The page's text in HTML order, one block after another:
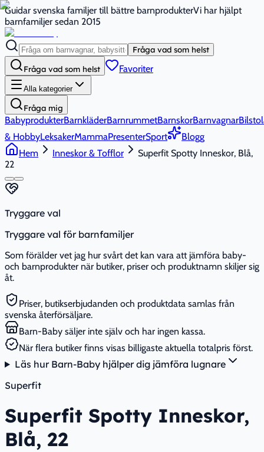
Guidar svenska familjer till bättre barnprodukterVi har hjälpt
barnfamiljer sedan 2015
Fråga vad som helst
Fråga vad som helst Favoriter
Alla kategorier
Fråga mig
BabyprodukterBarnkläderBarnrummetBarnskorBarnvagnar
& HobbyLeksakerMammaPresenterSport
Blogg
Hem
Inneskor & Tofflor
Superfit Spotty Inneskor, Blå,
22
Tryggare val
Tryggare val för barnfamiljer
Som förälder vet jag hur svårt det kan vara att jämföra baby-
och barnprodukter när butiker, priser och produktnamn skiljer sig
åt.
Priser, butikserbjudanden och produktdata samlas från
svenska återförsäljare.
Barn-Baby säljer inte själv och har ingen kassa.
När flera butiker finns visas billigaste aktuella totalpris först.
Läs hur Barn-Baby hjälper dig jämföra lugnare
Superfit
Superfit Spotty Inneskor,
Blå, 22